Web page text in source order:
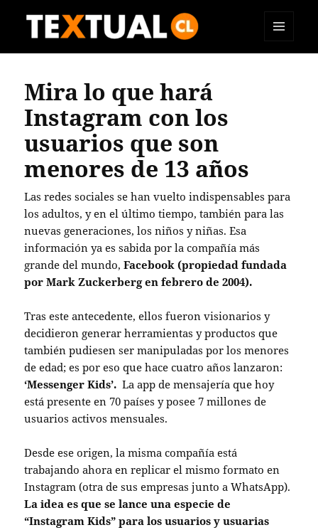
Mira lo que hará
Instagram con los
usuarios que son
menores de 13 años
Las redes sociales se han vuelto indispensables para
los adultos, y en el último tiempo, también para las
nuevas generaciones, los niños y niñas. Esa
información ya es sabida por la compañía más
grande del mundo,Facebook (propiedad fundada
por Mark Zuckerberg en febrero de 2004).
Tras este antecedente, ellos fueron visionarios y
decidieron generar herramientas y productos que
también pudiesen ser manipuladas por los menores
de edad; es por eso que hace cuatro años lanzaron:
‘Messenger Kids’. La app de mensajería que hoy
está presente en 70 países y posee 7 millones de
usuarios activos mensuales.
Desde ese origen, la misma compañía está
trabajando ahora en replicar el mismo formato en
Instagram (otra de sus empresas junto a WhatsApp).
La idea es que se lance una especie de
“Instagram Kids” para los usuarios y usuarias